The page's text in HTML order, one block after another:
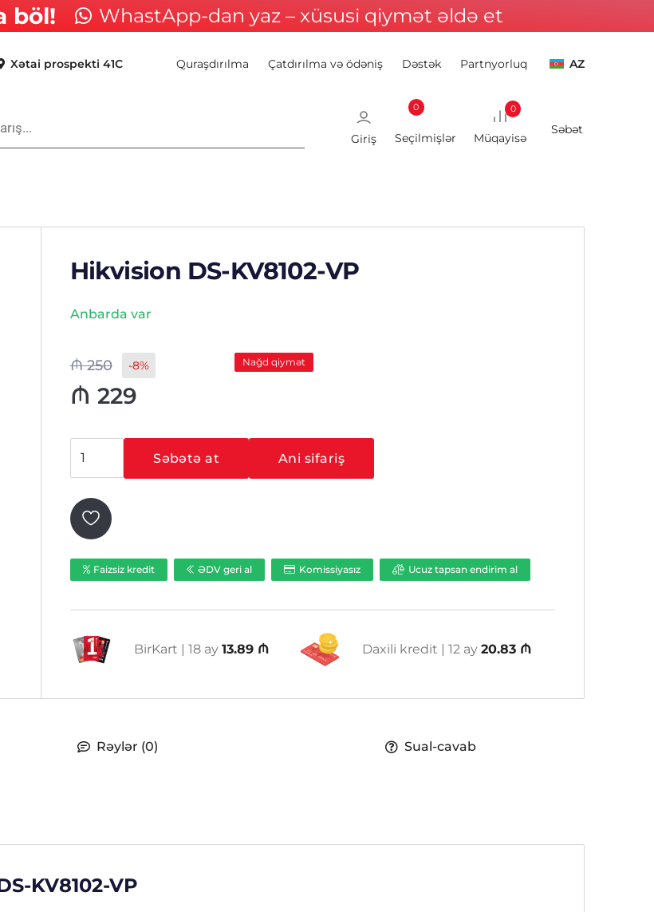
böl! WhastApp-dan yaz – xüsusi qiymət əldə et
Xətai prospekti 41C Quraşdırılma Çatdırılma və ödəniş Dəstək Partnyorluq AZ
Giriş
0 0
Hikvision DS-KV8102-VP
Anbarda var
₼250 -8%
₼ 229
Nağd qiymət
DS-
VP
ədəd
Səbətə at Ani sifariş
Faizsiz kredit ƏDV geri al Komissiyasız Ucuz tapsan endirim al
BirKart | 18 ay 13.89 ₼ Daxili kredit | 12 ay 20.83 ₼
Rəylər (0) Sual-cavab
KV8102-VP